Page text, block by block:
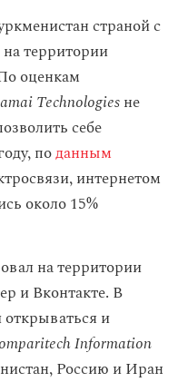
страной с
территории
оценкам
Technologiesне
себе
поданным
интернетом
около 15%
на территории
и Вконтакте. В
открываться и
Information
Россию и Иран